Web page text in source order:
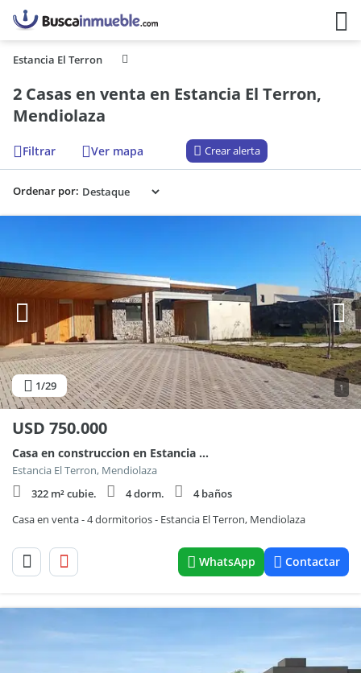
Estancia El Terron
2 Casas en venta en Estancia El Terron,
Mendiolaza
Filtrar Ver mapa Crear alerta
Ordenar por:
1/29 1
USD 750.000
Casa en construccion en Estancia El Terrón - Fondo Golf
Estancia El Terron, Mendiolaza
322 m² cubie.
4 dorm.
4 baños
Casa en venta - 4 dormitorios - Estancia El Terron, Mendiolaza
WhatsApp Contactar